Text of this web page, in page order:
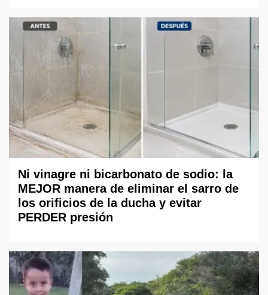
Ni vinagre ni bicarbonato de sodio: la
MEJOR manera de eliminar el sarro de
los orificios de la ducha y evitar
PERDER presión